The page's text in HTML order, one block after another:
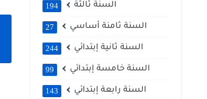
السنة ثالثة 194
السنة ثامنة أساسي 27
السنة ثانية إبتدائي 244
السنة خامسة إبتدائي 99
السنة رابعة إبتدائي 143